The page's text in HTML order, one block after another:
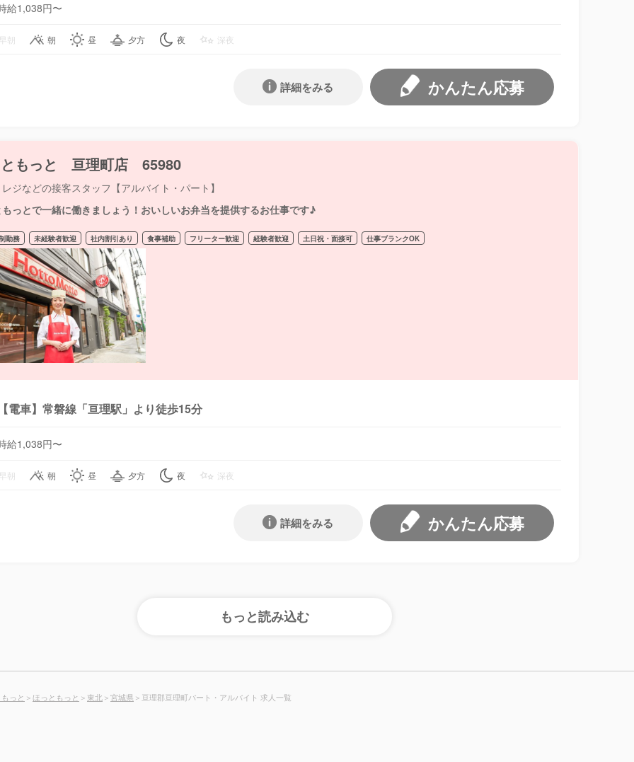
給1,038円〜
朝 朝 昼 夕方 夜 深夜
かんたん応募
詳細をみる
もっと 亘理町店 65980
ジなどの接客スタッフ【アルバイト・パート】
っとで一緒に働きましょう！おいしいお弁当を提供するお仕事です♪
勤務 未経験者歓迎 社内割引あり 食事補助 フリーター歓迎 経験者歓迎 土日祝・面接可 仕事ブランクOK
電車】常磐線「亘理駅」より徒歩15分
給1,038円〜
朝 朝 昼 夕方 夜 深夜
かんたん応募
詳細をみる
っと ＞ほっともっと ＞東北＞宮城県 ＞亘理郡亘理町パート・アルバイト 求人一覧